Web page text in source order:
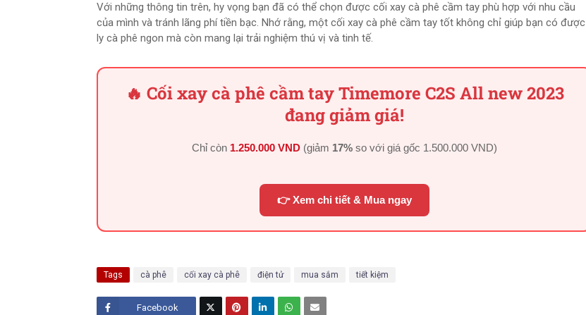
Với những thông tin trên, hy vọng bạn đã có thể chọn được cối xay cà phê cầm tay phù hợp với nhu cầu
của mình và tránh lãng phí tiền bạc. Nhớ rằng, một cối xay cà phê cầm tay tốt không chỉ giúp bạn có được
ly cà phê ngon mà còn mang lại trải nghiệm thú vị và tinh tế.
🔥 Cối xay cà phê cầm tay Timemore C2S All new 2023
đang giảm giá!
Chỉ còn 1.250.000 VND (giảm 17% so với giá gốc 1.500.000 VND)
👉 Xem chi tiết & Mua ngay
Tags cà phê cối xay cà phê điện tử mua sắm tiết kiệm
Facebook